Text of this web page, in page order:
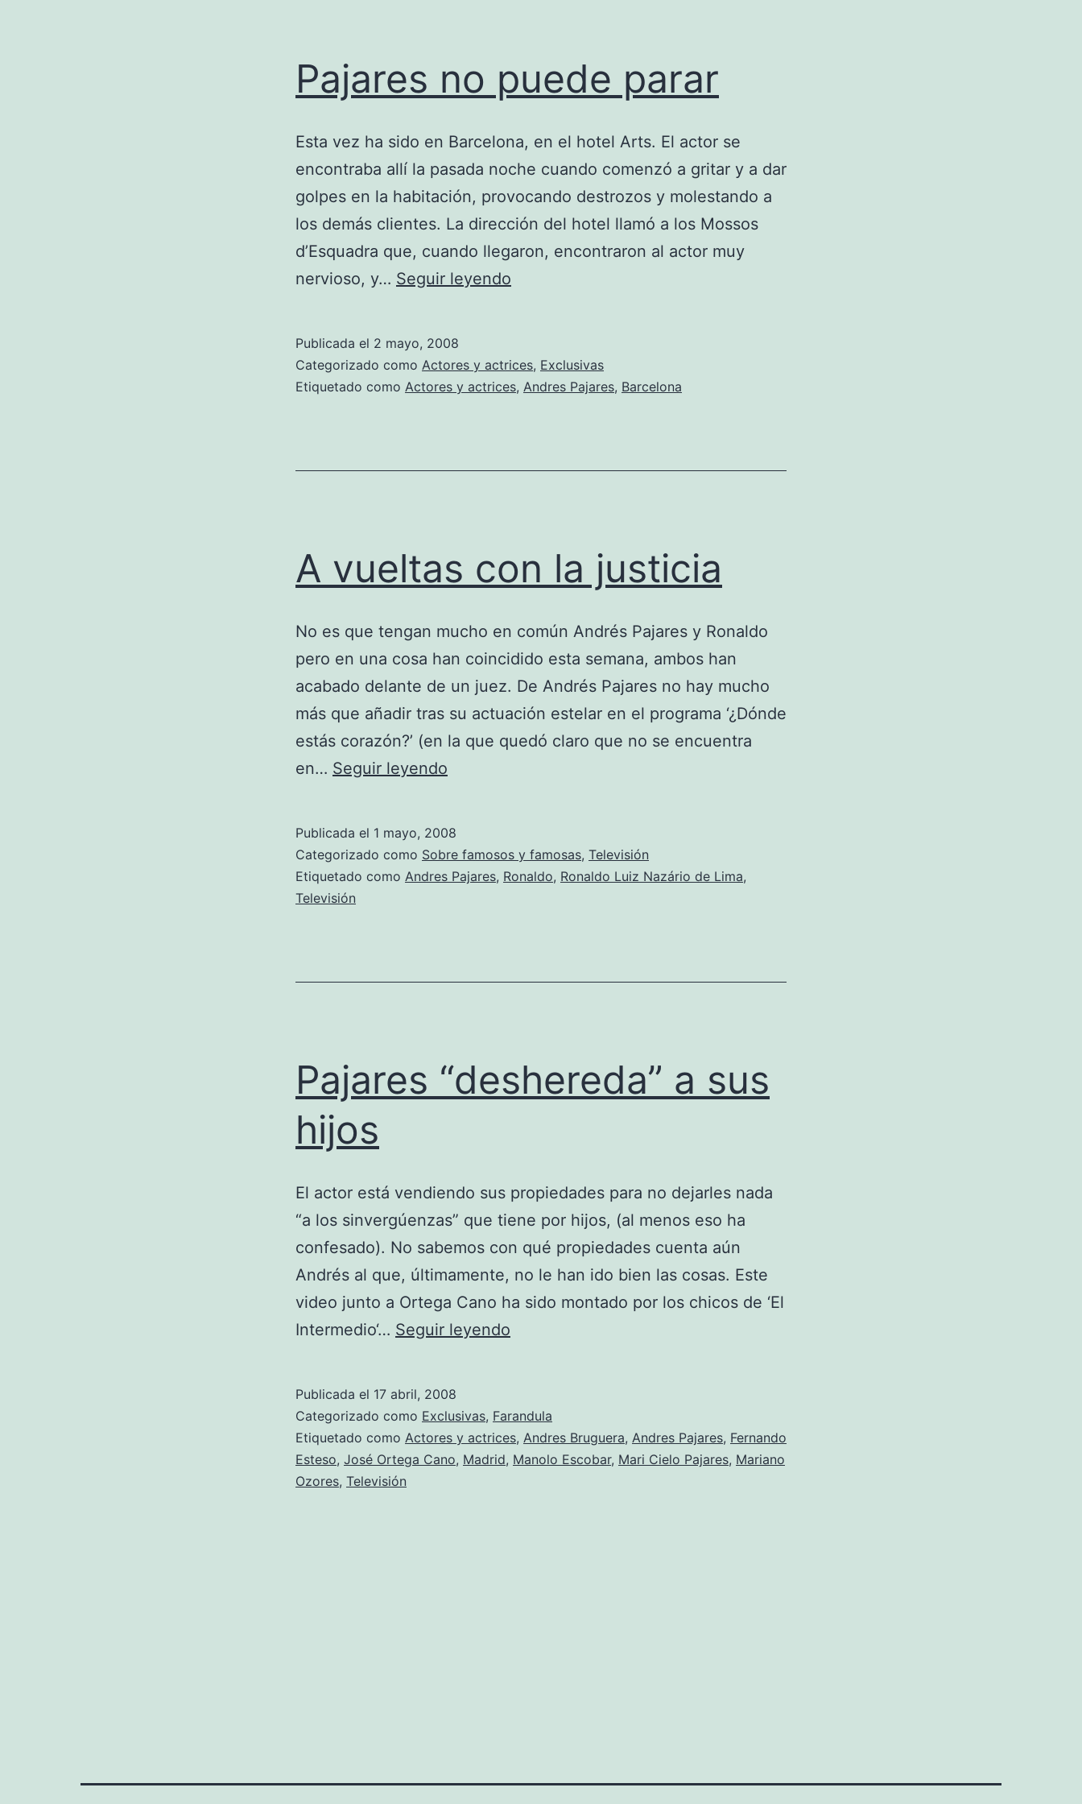
Pajares no puede parar
Esta vez ha sido en Barcelona, en el hotel Arts. El actor se
encontraba allí la pasada noche cuando comenzó a gritar y a dar
golpes en la habitación, provocando destrozos y molestando a
los demás clientes. La dirección del hotel llamó a los Mossos
d’Esquadra que, cuando llegaron, encontraron al actor muy
nervioso, y… Seguir leyendo
parar
Publicada el 2 mayo, 2008
Categorizado como Actores y actrices, Exclusivas
Etiquetado como Actores y actrices, Andres Pajares, Barcelona
A vueltas con la justicia
No es que tengan mucho en común Andrés Pajares y Ronaldo
pero en una cosa han coincidido esta semana, ambos han
acabado delante de un juez. De Andrés Pajares no hay mucho
más que añadir tras su actuación estelar en el programa ‘¿Dónde
estás corazón?’ (en la que quedó claro que no se encuentra
en… Seguir leyendo
la
justicia
Publicada el 1 mayo, 2008
Categorizado como Sobre famosos y famosas, Televisión
Etiquetado como Andres Pajares, Ronaldo, Ronaldo Luiz Nazário de Lima,
Televisión
Pajares “deshereda” a sus
hijos
El actor está vendiendo sus propiedades para no dejarles nada
“a los sinvergúenzas” que tiene por hijos, (al menos eso ha
confesado). No sabemos con qué propiedades cuenta aún
Andrés al que, últimamente, no le han ido bien las cosas. Este
video junto a Ortega Cano ha sido montado por los chicos de ‘El
Intermedio‘… Seguir leyendo
sus
hijos
Publicada el 17 abril, 2008
Categorizado como Exclusivas, Farandula
Etiquetado como Actores y actrices, Andres Bruguera, Andres Pajares, Fernando
Esteso, José Ortega Cano, Madrid, Manolo Escobar, Mari Cielo Pajares, Mariano
Ozores, Televisión